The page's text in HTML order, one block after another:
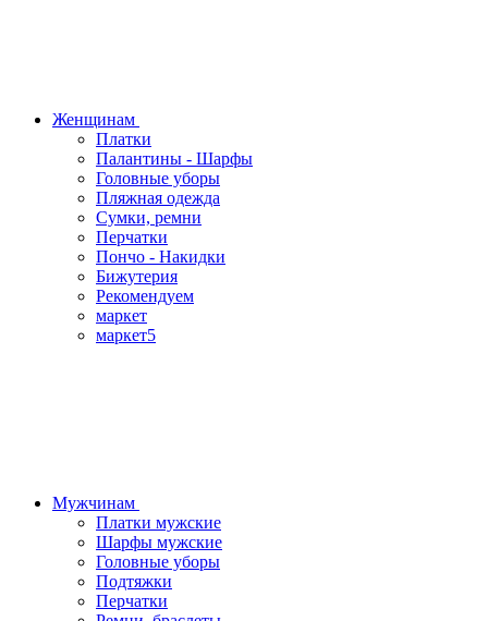
Женщинам
Платки
Палантины - Шарфы
Головные уборы
Пляжная одежда
Сумки, ремни
Перчатки
Пончо - Накидки
Бижутерия
Рекомендуем
маркет
маркет5
Мужчинам
Платки мужские
Шарфы мужские
Головные уборы
Подтяжки
Перчатки